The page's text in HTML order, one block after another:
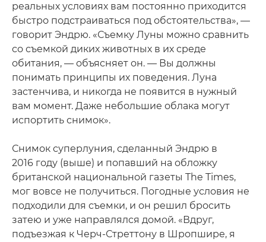
реальных условиях вам постоянно приходится
быстро подстраиваться под обстоятельства», —
говорит Эндрю. «Съемку Луны можно сравнить
со съемкой диких животных в их среде
обитания, — объясняет он. — Вы должны
понимать принципы их поведения. Луна
застенчива, и никогда не появится в нужный
вам момент. Даже небольшие облака могут
испортить снимок».
Снимок суперлуния, сделанный Эндрю в
2016 году (выше) и попавший на обложку
британской национальной газеты The Times,
мог вовсе не получиться. Погодные условия не
подходили для съемки, и он решил бросить
затею и уже направлялся домой. «Вдруг,
подъезжая к Черч-Стреттону в Шропшире, я